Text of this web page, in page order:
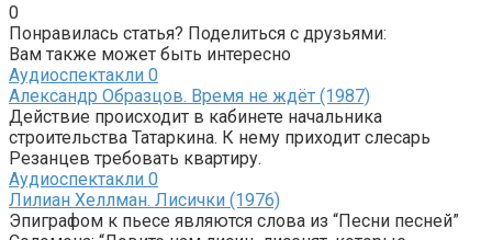
0
Понравилась статья? Поделиться с друзьями:
Вам также может быть интересно
Аудиоспектакли 0
Александр Образцов. Время не ждёт (1987)
Действие происходит в кабинете начальника
строительства Татаркина. К нему приходит слесарь
Резанцев требовать квартиру.
Аудиоспектакли 0
Лилиан Хеллман. Лисички (1976)
Эпиграфом к пьесе являются слова из “Песни песней”